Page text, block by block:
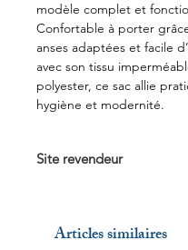
modèle complet et
Confortable à porter
anses adaptées et facile
avec son tissu
polyester, ce sac allie
hygiène et modernité.
Site revendeur
Articles similaires